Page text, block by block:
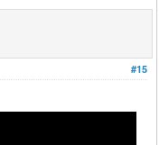
#15